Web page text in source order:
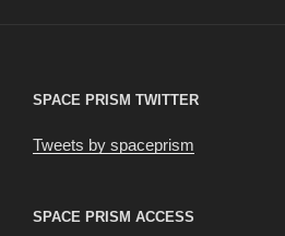
SPACE PRISM TWITTER
Tweets by spaceprism
SPACE PRISM ACCESS